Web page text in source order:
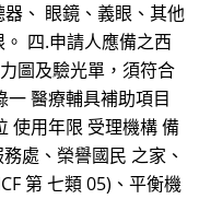
、 眼鏡、義眼、其他
四.申請人應備之西
圖及驗光單，須符合
一 醫療輔具補助項目
使用年限 受理機構 備
處、榮譽國民 之家、
第 七類 05)、平衡機